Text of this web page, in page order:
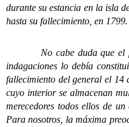
durante su estancia en la isla
hasta su fallecimiento, en 1799.
No cabe duda que el
indagaciones lo debía
fallecimiento del general el 14
cuyo interior se almacenan
merecedores todos ellos de
Para nosotros, la máxima